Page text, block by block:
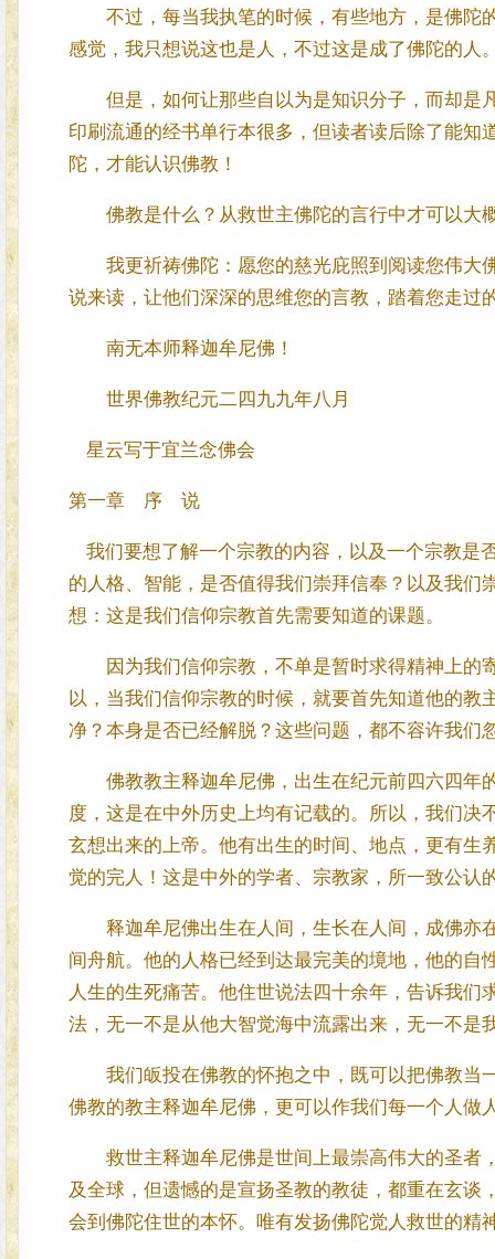
不过，每当我执笔的时候，有些地方，是佛陀
感觉，我只想说这也是人，不过这是成了佛陀的人
但是，如何让那些自以为是知识分子，而却是
印刷流通的经书单行本很多，但读者读后除了能
陀，才能认识佛教！
佛教是什么？从救世主佛陀的言行中才可以大
我更祈祷佛陀：愿您的慈光庇照到阅读您伟大
说来读，让他们深深的思维您的言教，踏着您走过
南无本师释迦牟尼佛！
世界佛教纪元二四九九年八月
星云写于宜兰念佛会
第一章 序 说
我们要想了解一个宗教的内容，以及一个宗教是
的人格、智能，是否值得我们崇拜信奉？以及我
想：这是我们信仰宗教首先需要知道的课题。
因为我们信仰宗教，不单是暂时求得精神上的
以，当我们信仰宗教的时候，就要首先知道他的
净？本身是否已经解脱？这些问题，都不容许我们
佛教教主释迦牟尼佛，出生在纪元前四六四年
度，这是在中外历史上均有记载的。所以，我们
玄想出来的上帝。他有出生的时间、地点，更有生
觉的完人！这是中外的学者、宗教家，所一致公认
释迦牟尼佛出生在人间，生长在人间，成佛亦
间舟航。他的人格已经到达最完美的境地，他的
人生的生死痛苦。他住世说法四十余年，告诉我
法，无一不是从他大智觉海中流露出来，无一不是
我们皈投在佛教的怀抱之中，既可以把佛教当
佛教的教主释迦牟尼佛，更可以作我们每一个人做
救世主释迦牟尼佛是世间上最崇高伟大的圣者
及全球，但遗憾的是宣扬圣教的教徒，都重在玄
会到佛陀住世的本怀。唯有发扬佛陀觉人救世的精